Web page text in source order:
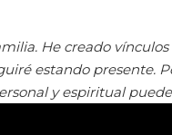
He creado
estando presente.
y espiritual